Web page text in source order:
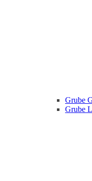
Grube
Grube